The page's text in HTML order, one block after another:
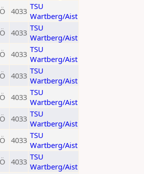
4033 TSU
Wartberg/Aist
4033 TSU
Wartberg/Aist
4033 TSU
Wartberg/Aist
4033 TSU
Wartberg/Aist
4033 TSU
Wartberg/Aist
4033 TSU
Wartberg/Aist
4033 TSU
Wartberg/Aist
4033 TSU
Wartberg/Aist